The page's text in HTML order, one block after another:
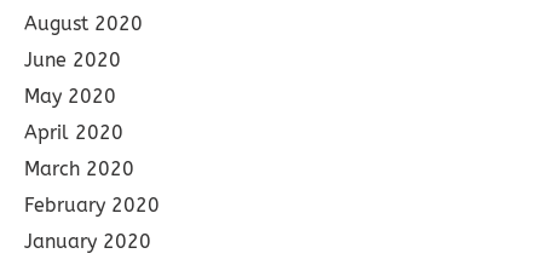
August 2020
June 2020
May 2020
April 2020
March 2020
February 2020
January 2020